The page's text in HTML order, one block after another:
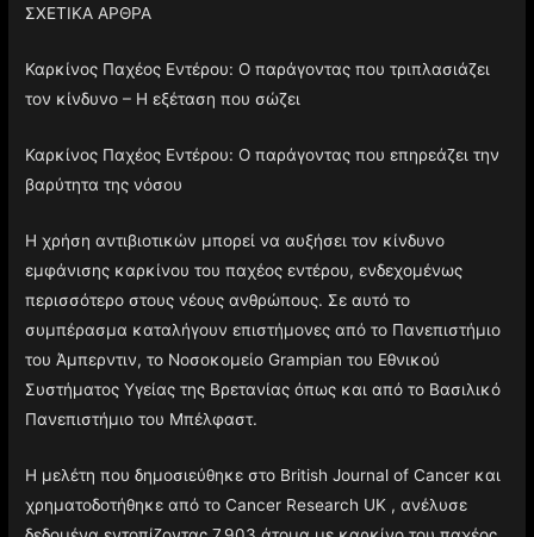
ΣΧΕΤΙΚΑ ΑΡΘΡΑ
Καρκίνος Παχέος Εντέρου: Ο παράγοντας που τριπλασιάζει
τον κίνδυνο – Η εξέταση που σώζει
Καρκίνος Παχέος Εντέρου: Ο παράγοντας που επηρεάζει την
βαρύτητα της νόσου
Η χρήση αντιβιοτικών μπορεί να αυξήσει τον κίνδυνο
εμφάνισης καρκίνου του παχέος εντέρου, ενδεχομένως
περισσότερο στους νέους ανθρώπους. Σε αυτό το
συμπέρασμα καταλήγουν επιστήμονες από το Πανεπιστήμιο
του Άμπερντιν, το Νοσοκομείο Grampian του Εθνικού
Συστήματος Υγείας της Βρετανίας όπως και από το Βασιλικό
Πανεπιστήμιο του Μπέλφαστ.
Η μελέτη που δημοσιεύθηκε στο British Journal of Cancer και
χρηματοδοτήθηκε από το Cancer Research UK , ανέλυσε